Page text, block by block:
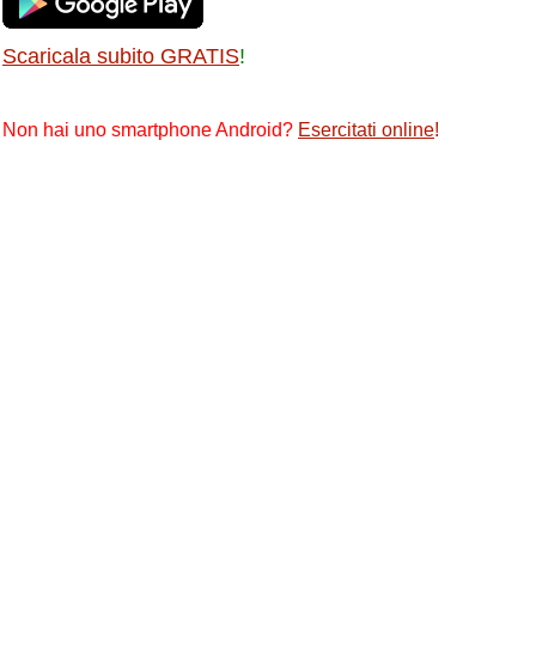
Scaricala subito GRATIS!
Non hai uno smartphone Android? Esercitati online!